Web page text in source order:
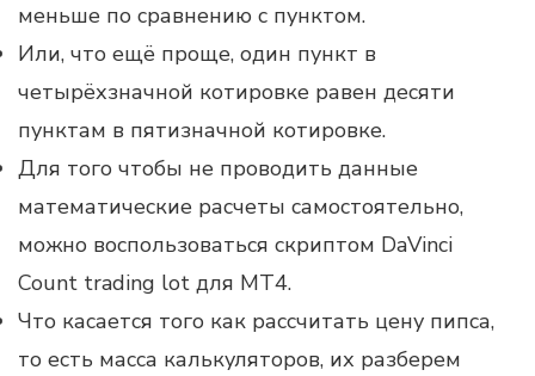
меньше по сравнению с пунктом.
Или, что ещё проще, один пункт в
четырёхзначной котировке равен десяти
пунктам в пятизначной котировке.
Для того чтобы не проводить данные
математические расчеты самостоятельно,
можно воспользоваться скриптом DaVinci
Count trading lot для МТ4.
Что касается того как рассчитать цену пипса,
то есть масса калькуляторов, их разберем